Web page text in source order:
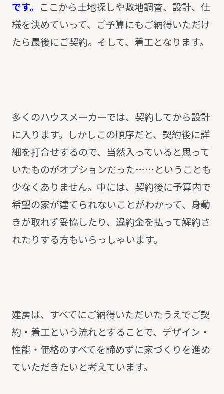
です。 ここから土地探しや敷地調査、設計、仕
様を決めていって、ご予算にもご納得いただけ
たら最後にご契約。そして、着工となります。
多くのハウスメーカーでは、契約してから設計
に入ります。しかしこの順序だと、契約後に詳
細を打合せするので、当然入っていると思って
いたものがオプションだった……ということも
少なくありません。中には、契約後に予算内で
希望の家が建てられないことがわかって、身動
きが取れず妥協したり、違約金を払って解約さ
れたりする方もいらっしゃいます。
建房は、すべてにご納得いただいたうえでご契
約・着工という流れとすることで、デザイン・
性能・価格のすべてを諦めずに家づくりを進め
ていただきたいと考えています。